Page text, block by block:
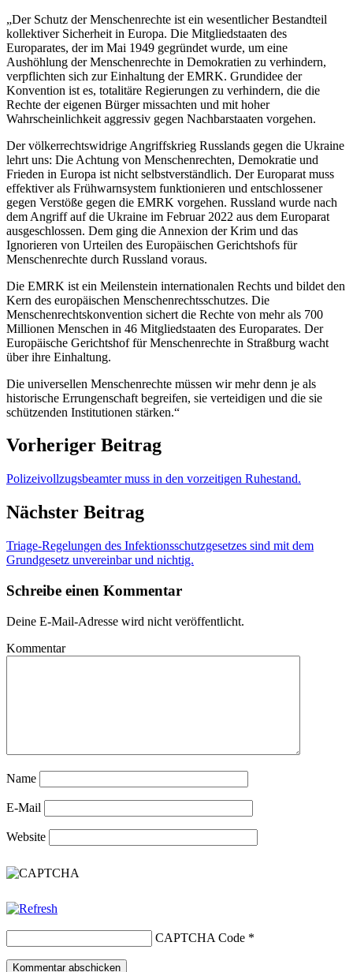
„Der Schutz der Menschenrechte ist ein wesentlicher Bestandteil
kollektiver Sicherheit in Europa. Die Mitgliedstaaten des
Europarates, der im Mai 1949 gegründet wurde, um eine
Aushöhlung der Menschenrechte in Demokratien zu verhindern,
verpflichten sich zur Einhaltung der EMRK. Grundidee der
Konvention ist es, totalitäre Regierungen zu verhindern, die die
Rechte der eigenen Bürger missachten und mit hoher
Wahrscheinlichkeit aggressiv gegen Nachbarstaaten vorgehen.
Der völkerrechtswidrige Angriffskrieg Russlands gegen die Ukraine
lehrt uns: Die Achtung von Menschenrechten, Demokratie und
Frieden in Europa ist nicht selbstverständlich. Der Europarat muss
effektiver als Frühwarnsystem funktionieren und entschlossener
gegen Verstöße gegen die EMRK vorgehen. Russland wurde nach
dem Angriff auf die Ukraine im Februar 2022 aus dem Europarat
ausgeschlossen. Dem ging die Annexion der Krim und das
Ignorieren von Urteilen des Europäischen Gerichtshofs für
Menschenrechte durch Russland voraus.
Die EMRK ist ein Meilenstein internationalen Rechts und bildet den
Kern des europäischen Menschenrechtsschutzes. Die
Menschenrechtskonvention sichert die Rechte von mehr als 700
Millionen Menschen in 46 Mitgliedstaaten des Europarates. Der
Europäische Gerichtshof für Menschenrechte in Straßburg wacht
über ihre Einhaltung.
Die universellen Menschenrechte müssen wir mehr denn je als
historische Errungenschaft begreifen, sie verteidigen und die sie
schützenden Institutionen stärken.“
Vorheriger Beitrag
Polizeivollzugsbeamter muss in den vorzeitigen Ruhestand.
Nächster Beitrag
Triage-Regelungen des Infektionsschutzgesetzes sind mit dem
Grundgesetz unvereinbar und nichtig.
Schreibe einen Kommentar
Deine E-Mail-Adresse wird nicht veröffentlicht.
Kommentar
Name
E-Mail
Website
CAPTCHA Code *